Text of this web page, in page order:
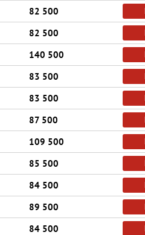
82 500
82 500
140 500
83 500
83 500
87 500
109 500
85 500
84 500
89 500
84 500